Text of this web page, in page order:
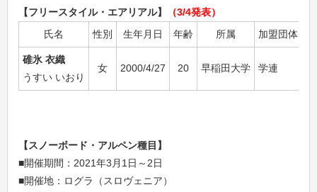
【フリースタイル・エアリアル】
（3/4発表）
氏名
性別 生年月日 年齢 所属 加盟団体
碓氷 衣織
うすい いおり
女 2000/4/27 20 早稲田大学 学連
【スノーボード・アルペン種目】
■開催期間：2021年3月1日～2日
■開催地：ログラ（スロヴェニア）